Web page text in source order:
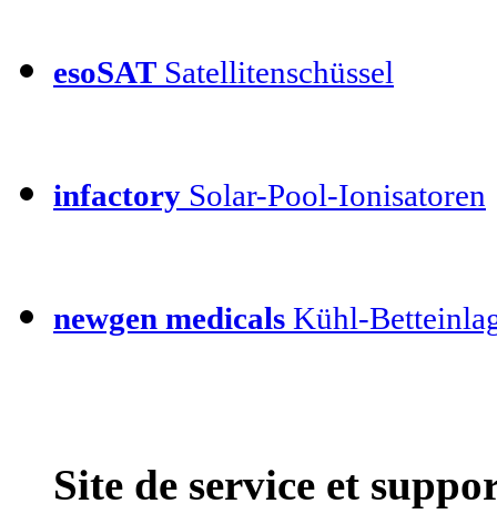
esoSAT Satellitenschüssel
infactory Solar-Pool-Ionisatoren
newgen medicals Kühl-
Site de service et